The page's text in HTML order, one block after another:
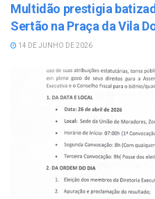
Multidão prestigia
Sertão na Praça da Vila
14 DE JUNHO DE 2026